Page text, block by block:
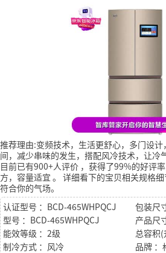
推荐理由:变频技术，生活更舒心，多门设
间，减少串味的发生，搭配风冷技术，让冷
目前已有900+人评价 ，获得了99%的好评率
方，容量适宜 。 详细看下的宝贝相关规格
符合你的气场。
认证型号 ：BCD-465WHPQCJ
型号 ：BCD-465WHPQCJ
能效等级 ：2级
总容积
制冷方式 ：风冷
品牌 ：